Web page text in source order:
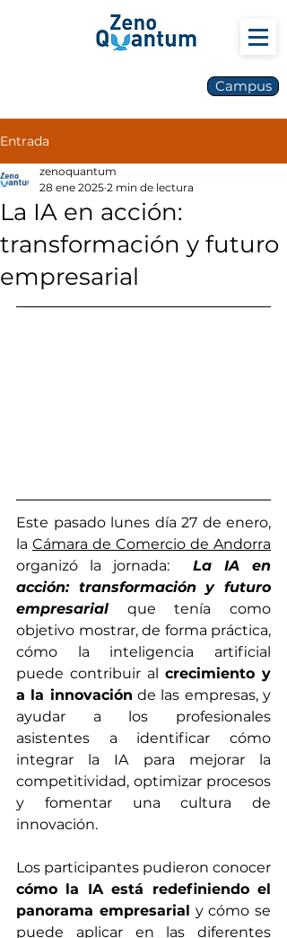
Campus
Entrada
La IA en acción:
transformación y futuro
empresarial
zenoquantum
28 ene 2025 2 min de lectura
Este pasado lunes día 27 de enero,
la Cámara de Comercio de Andorra
organizó la jornada: La IA en
acción: transformación y futuro
empresarial
que tenía como
objetivo mostrar, de forma práctica,
cómo la inteligencia artificial
puede contribuir al crecimiento y
a la innovación de las empresas, y
ayudar a los profesionales
asistentes a identificar cómo
integrar la IA para mejorar la
competitividad, optimizar procesos
y fomentar una cultura de
innovación.
cómo la IA está redefiniendo el
panorama empresarial y cómo se
puede aplicar en las diferentes